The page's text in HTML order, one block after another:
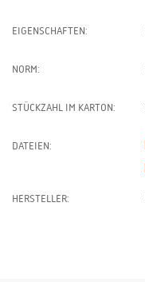
EIGENSCHAFTEN:
NORM:
STÜCKZAHL IM KARTON:
DATEIEN:
HERSTELLER: